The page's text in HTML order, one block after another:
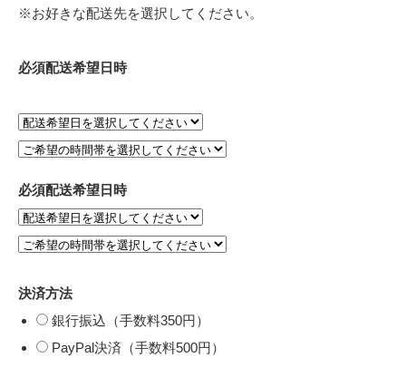
※お好きな配送先を選択してください。
必須配送希望日時
必須配送希望日時
決済方法
銀行振込（手数料350円）
PayPal決済（手数料500円）